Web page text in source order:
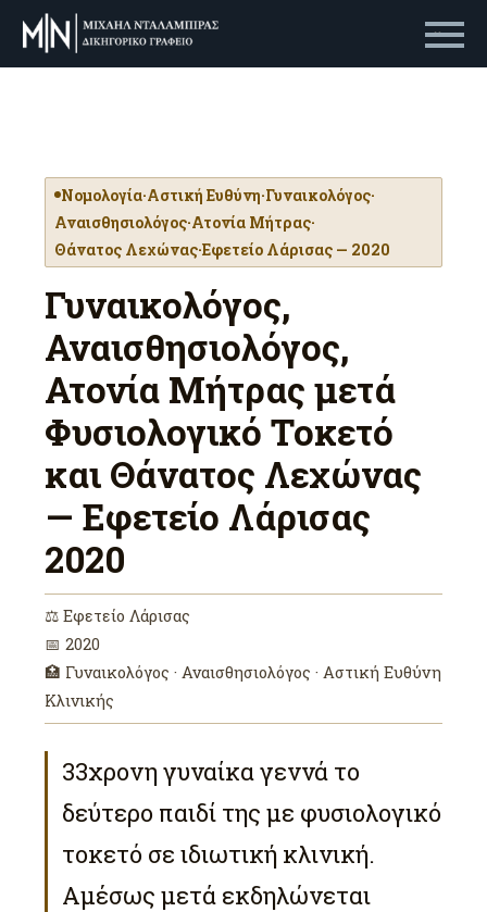
Primary Menu
Νομολογία·Αστική Ευθύνη·Γυναικολόγος·
Αναισθησιολόγος·Ατονία Μήτρας·
Θάνατος Λεχώνας·Εφετείο Λάρισας — 2020
Γυναικολόγος,
Αναισθησιολόγος,
Ατονία Μήτρας μετά
Φυσιολογικό Τοκετό
και Θάνατος Λεχώνας
— Εφετείο Λάρισας
2020
⚖ Εφετείο Λάρισας
📅 2020
🏥 Γυναικολόγος · Αναισθησιολόγος · Αστική Ευθύνη
Κλινικής
33χρονη γυναίκα γεννά το
δεύτερο παιδί της με φυσιολογικό
τοκετό σε ιδιωτική κλινική.
Αμέσως μετά εκδηλώνεται